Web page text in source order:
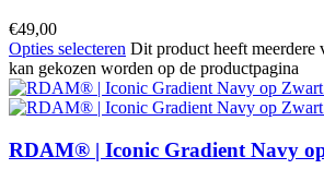
€49,00
Opties selecteren Dit product heeft meerdere
kan gekozen worden op de productpagina
RDAM® | Iconic Gradient Navy